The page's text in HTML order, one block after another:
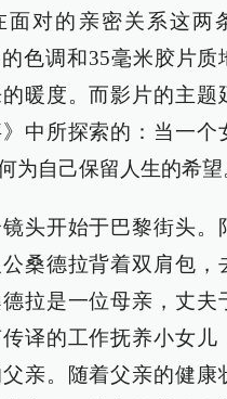
面对的亲密关系这两
色调和35毫米胶片质
暖度。而影片的主题
中所探索的：当一个
为自己保留人生的希望
头开始于巴黎街头。
桑德拉背着双肩包，
拉是一位母亲，丈夫
译的工作抚养小女儿
亲。随着父亲的健康